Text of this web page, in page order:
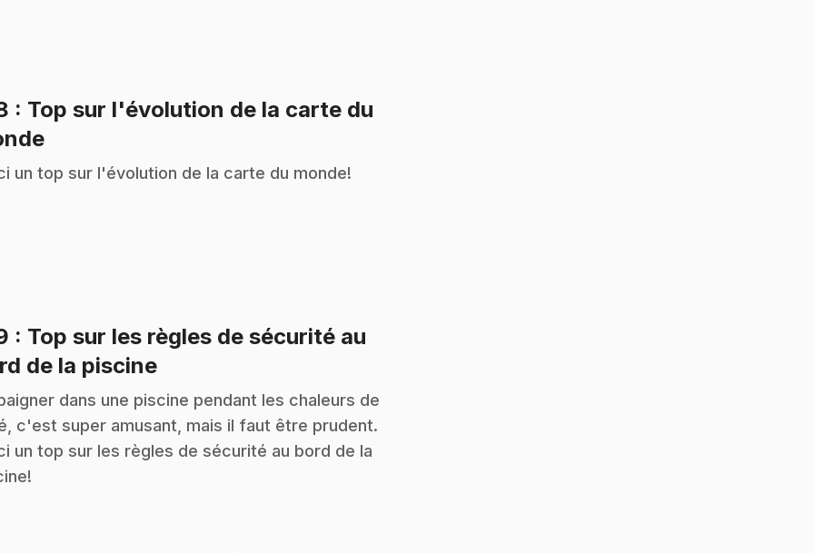
: Top sur l'évolution de la carte du
.
un top sur l'évolution de la carte du monde!
: Top sur les règles de sécurité au
de la piscine.
dans une piscine pendant les chaleurs de
c'est super amusant, mais il faut être prudent.
un top sur les règles de sécurité au bord de la